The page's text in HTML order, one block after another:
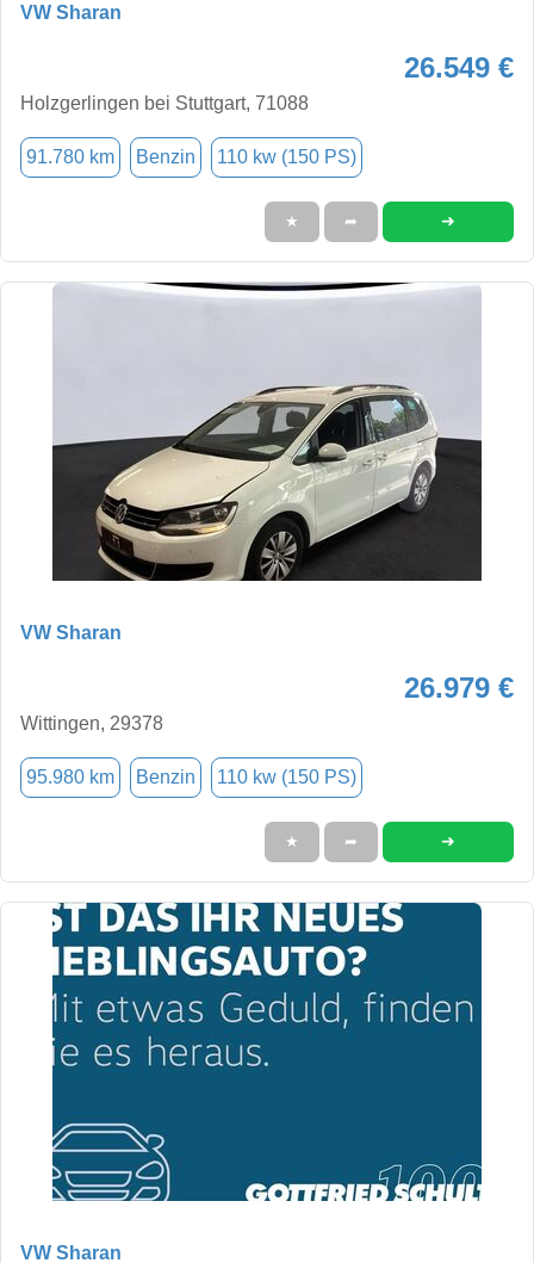
VW Sharan
26.549 €
Holzgerlingen bei Stuttgart, 71088
91.780 km Benzin 110 kw (150 PS)
★ ➦ ➜
VW Sharan
26.979 €
Wittingen, 29378
95.980 km Benzin 110 kw (150 PS)
★ ➦ ➜
VW Sharan